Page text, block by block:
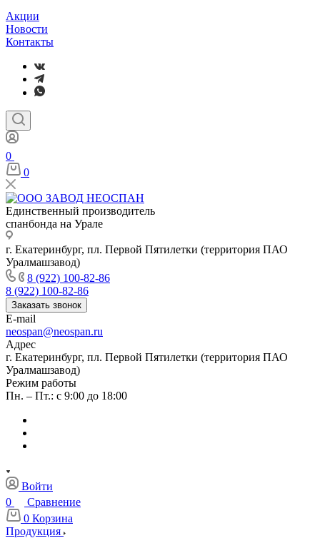
Акции
Новости
Контакты
0
0
Единственный производитель
спанбонда на Урале
г. Екатеринбург, пл. Первой Пятилетки (территория ПАО
Уралмашзавод)
8 (922) 100-82-86
8 (922) 100-82-86
Заказать звонок
E-mail
neospan@neospan.ru
Адрес
г. Екатеринбург, пл. Первой Пятилетки (территория ПАО
Уралмашзавод)
Режим работы
Пн. – Пт.: с 9:00 до 18:00
Войти
0
Сравнение
0 Корзина
Продукция